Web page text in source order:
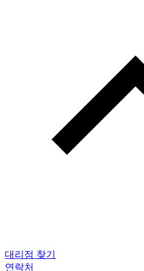
대리점 찾기
연락처